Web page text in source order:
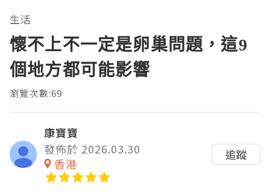
生活
懷不上不一定是卵巢問題，這9
個地方都可能影響
瀏覽次數:69
康寶寶
發佈於 2026.03.30
香港
追蹤